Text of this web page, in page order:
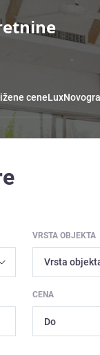
ceneLux
VRSTA OBJEKTA
CENA